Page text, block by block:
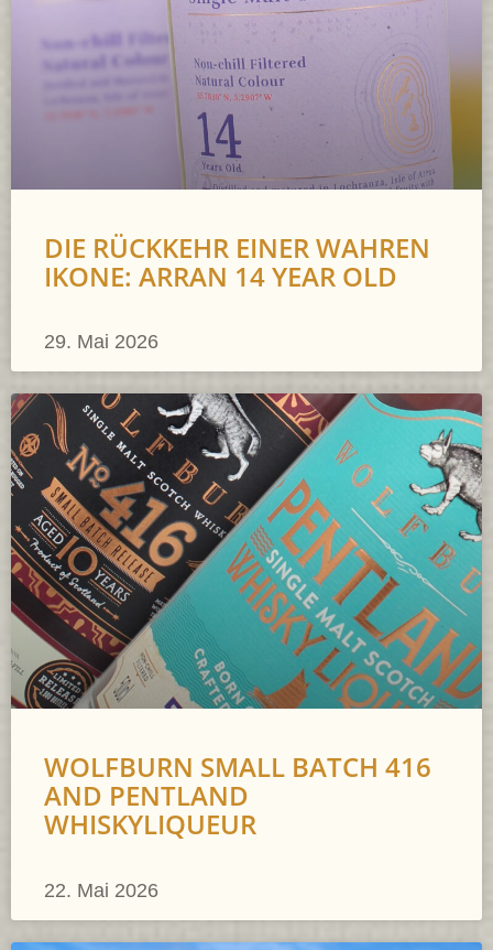
DIE RÜCKKEHR EINER WAHREN
IKONE: ARRAN 14 YEAR OLD
29. Mai 2026
WOLFBURN SMALL BATCH 416
AND PENTLAND
WHISKYLIQUEUR
22. Mai 2026